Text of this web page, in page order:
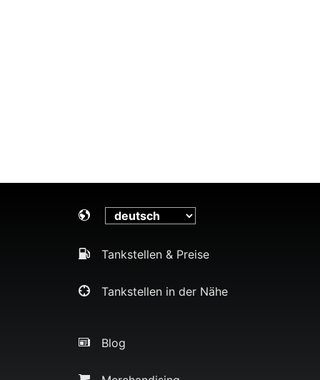
Tankstellen & Preise
Tankstellen in der Nähe
Blog